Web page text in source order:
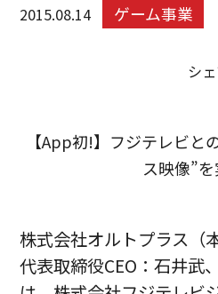
2015.08.14 ゲーム事業
シ
【App初!】フジテレビと
ス映像”
株式会社オルトプラス（
代表取締役CEO：石井武